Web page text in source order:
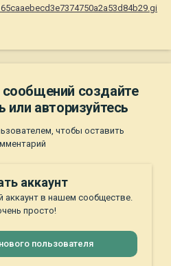
создайте
или авторизуйтесь
чтобы оставить
аккаунт
аккаунт в нашем сообществе.
просто!
пользователя